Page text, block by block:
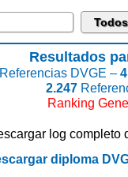
Resultados
DVGE –
2.247
Ranking
log completo
diploma